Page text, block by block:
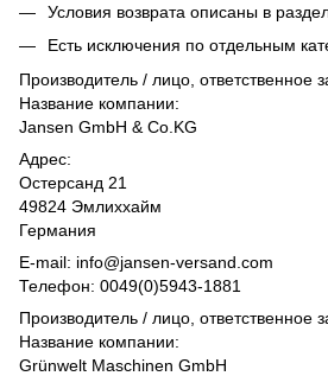
Условия возврата описаны в
Есть исключения по отдельным
Производитель / лицо, ответственное
Название компании:
Jansen GmbH & Co.KG
Адрес:
Остерсанд 21
49824 Эмлиххайм
Германия
E-mail: info@jansen-versand.com
Телефон: 0049(0)5943-1881
Производитель / лицо, ответственное
Название компании:
Grünwelt Maschinen GmbH